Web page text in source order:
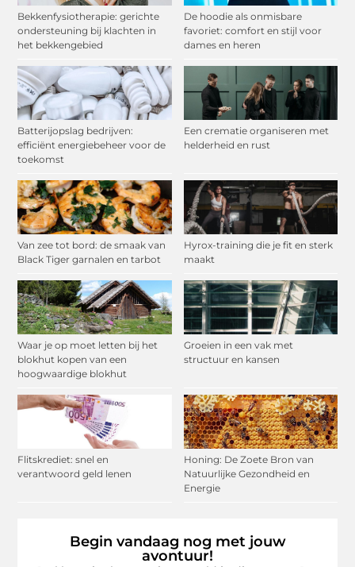
Bekkenfysiotherapie: gerichte
ondersteuning bij klachten in
het bekkengebied
De hoodie als onmisbare
favoriet: comfort en stijl voor
dames en heren
Batterijopslag bedrijven:
efficiënt energiebeheer voor de
toekomst
Een crematie organiseren met
helderheid en rust
Van zee tot bord: de smaak van
Black Tiger garnalen en tarbot
Hyrox-training die je fit en sterk
maakt
Waar je op moet letten bij het
blokhut kopen van een
hoogwaardige blokhut
Groeien in een vak met
structuur en kansen
Flitskrediet: snel en
verantwoord geld lenen
Honing: De Zoete Bron van
Natuurlijke Gezondheid en
Energie
Begin vandaag nog met jouw
avontuur!